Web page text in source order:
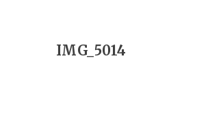
IMG_5014